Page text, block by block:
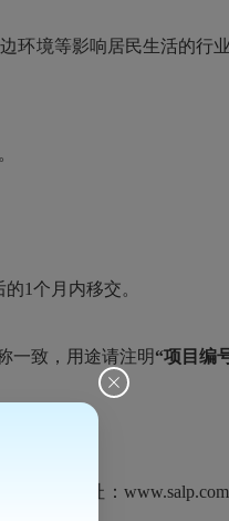
环境等影响居民生活的行
1个月内移交。
一致，用途请注明“项目编
厅（网址：